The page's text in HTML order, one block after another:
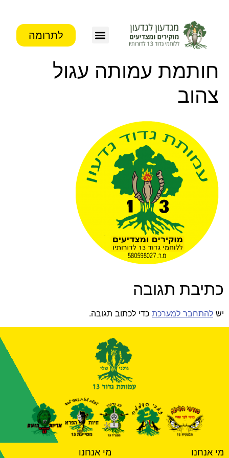
לתרומה
חותמת עמותה עגול
צהוב
כתיבת תגובה
יש להתחבר למערכת כדי לכתוב תגובה.
מי אנחנו מי אנחנו